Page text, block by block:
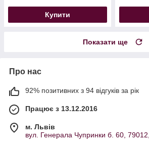
Купити
Показати ще
Про нас
92% позитивних з 94 відгуків за рік
Працює з 13.12.2016
м. Львів
вул. Генерала Чупринки б. 60, 79012,